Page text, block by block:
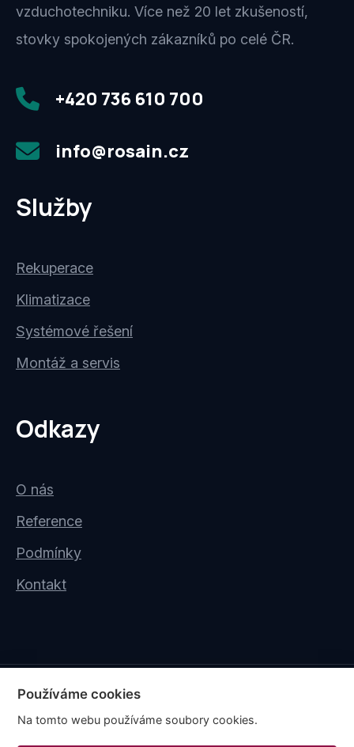
vzduchotechniku. Více než 20 let zkušeností,
stovky spokojených zákazníků po celé ČR.
+420 736 610 700
info@rosain.cz
Služby
Rekuperace
Klimatizace
Systémové řešení
Montáž a servis
Odkazy
O nás
Reference
Podmínky
Kontakt
Copyright © 2026
Používáme cookies
Na tomto webu používáme soubory cookies.